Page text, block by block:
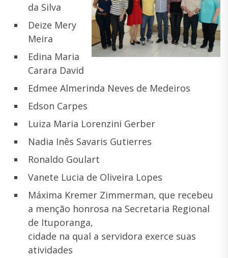
da Silva
Deize Mery
Meira
Edina Maria
Carara David
Edmee Almerinda Neves de Medeiros
Edson Carpes
Luiza Maria Lorenzini Gerber
Nadia Inês Savaris Gutierres
Ronaldo Goulart
Vanete Lucia de Oliveira Lopes
Máxima Kremer Zimmerman, que recebeu
a menção honrosa na Secretaria Regional
de Ituporanga,
cidade na qual a servidora exerce suas
atividades